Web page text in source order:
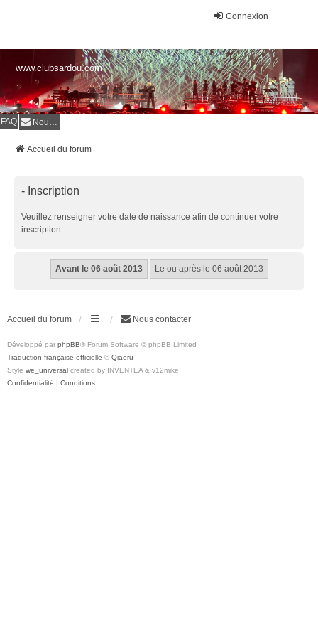
Connexion
www.clubsardou.com
FAQ Nous contacter
Accueil du forum
- Inscription
Veuillez renseigner votre date de naissance afin de continuer votre
inscription.
Accueil du forum Nous contacter
Développé par phpBB® Forum Software © phpBB Limited
Traduction française officielle © Qiaeru
Style we_universal created by INVENTEA & v12mike
Confidentialité | Conditions